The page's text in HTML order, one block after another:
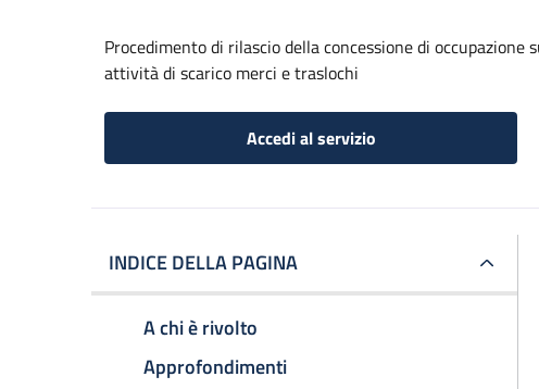
Procedimento di rilascio della concessione di
attività di scarico merci e traslochi
Accedi al servizio
INDICE DELLA PAGINA
A chi è rivolto
Approfondimenti